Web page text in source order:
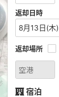
返却日時
8月13日(木)
返却場所
宿泊